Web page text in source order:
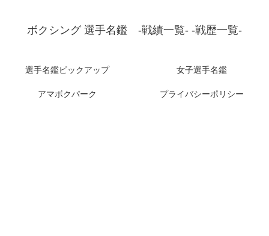
ボクシング 選手名鑑 -戦績一覧- -戦歴一覧-
選手名鑑ピックアップ 女子選手名鑑
アマボクパーク プライバシーポリシー